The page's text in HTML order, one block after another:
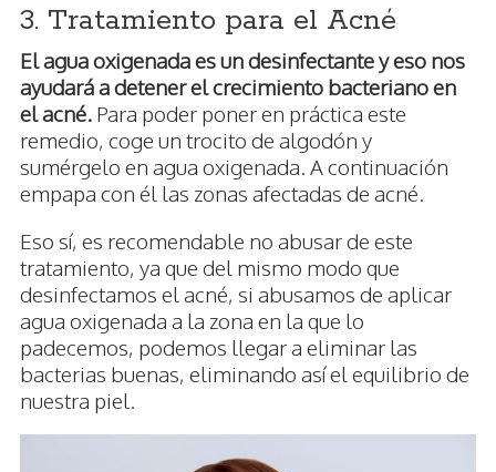
3. Tratamiento para el Acné
El agua oxigenada es un desinfectante y eso nos
ayudará a detener el crecimiento bacteriano en
el acné. Para poder poner en práctica este
remedio, coge un trocito de algodón y
sumérgelo en agua oxigenada. A continuación
empapa con él las zonas afectadas de acné.
Eso sí, es recomendable no abusar de este
tratamiento, ya que del mismo modo que
desinfectamos el acné, si abusamos de aplicar
agua oxigenada a la zona en la que lo
padecemos, podemos llegar a eliminar las
bacterias buenas, eliminando así el equilibrio de
nuestra piel.